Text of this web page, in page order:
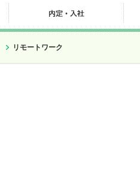
リモートワーク